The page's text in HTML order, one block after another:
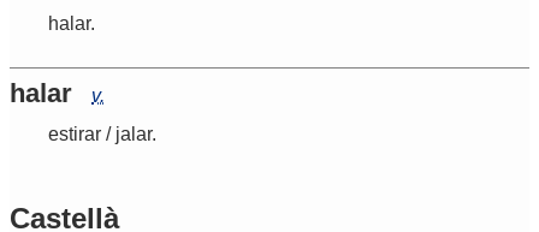
halar.
halar
v.
estirar / jalar.
Castellà